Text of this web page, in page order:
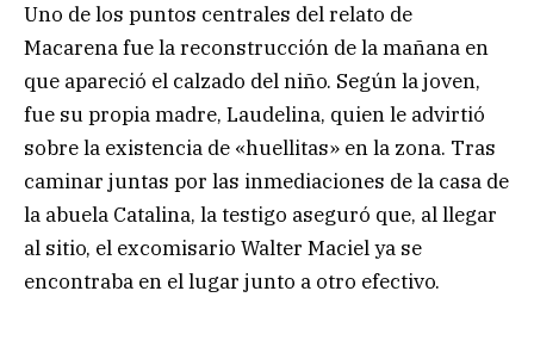
Uno de los puntos centrales del relato de
Macarena fue la reconstrucción de la mañana en
que apareció el calzado del niño. Según la joven,
fue su propia madre, Laudelina, quien le advirtió
sobre la existencia de «huellitas» en la zona. Tras
caminar juntas por las inmediaciones de la casa de
la abuela Catalina, la testigo aseguró que, al llegar
al sitio, el excomisario Walter Maciel ya se
encontraba en el lugar junto a otro efectivo.